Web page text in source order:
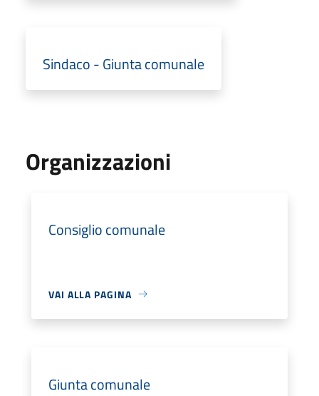
Sindaco - Giunta comunale
Organizzazioni
Consiglio comunale
VAI ALLA PAGINA
Giunta comunale